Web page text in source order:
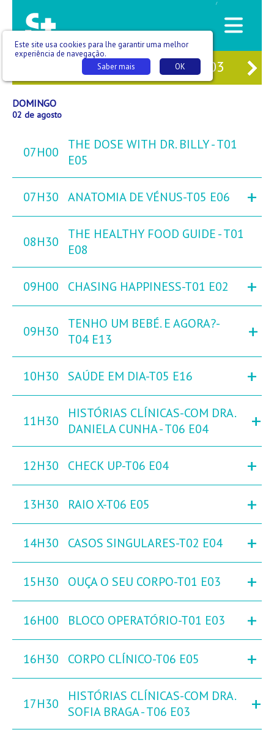
/
01 DOM 02 SEG 03
DOMINGO
02 de agosto
07H00
THE DOSE WITH DR. BILLY - T01
E05
07H30 ANATOMIA DE VÉNUS-T05 E06 +
08H30
THE HEALTHY FOOD GUIDE - T01
E08
09H00 CHASING HAPPINESS-T01 E02 +
09H30
TENHO UM BEBÉ. E AGORA?-
T04 E13
+
10H30 SAÚDE EM DIA-T05 E16 +
11H30
HISTÓRIAS CLÍNICAS-COM DRA.
DANIELA CUNHA - T06 E04
+
12H30 CHECK UP-T06 E04 +
13H30 RAIO X-T06 E05 +
14H30 CASOS SINGULARES-T02 E04 +
15H30 OUÇA O SEU CORPO-T01 E03 +
16H00 BLOCO OPERATÓRIO-T01 E03 +
16H30 CORPO CLÍNICO-T06 E05 +
17H30
HISTÓRIAS CLÍNICAS-COM DRA.
SOFIA BRAGA - T06 E03
+
Este site usa cookies para lhe garantir uma melhor
experiência de navegação.
OK
Saber mais